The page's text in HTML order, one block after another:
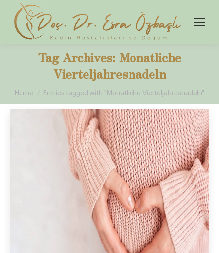
Tag Archives: Monatliche
Vierteljahresnadeln
You are here:
Home Entries tagged with "Monatliche Vierteljahresnadeln"